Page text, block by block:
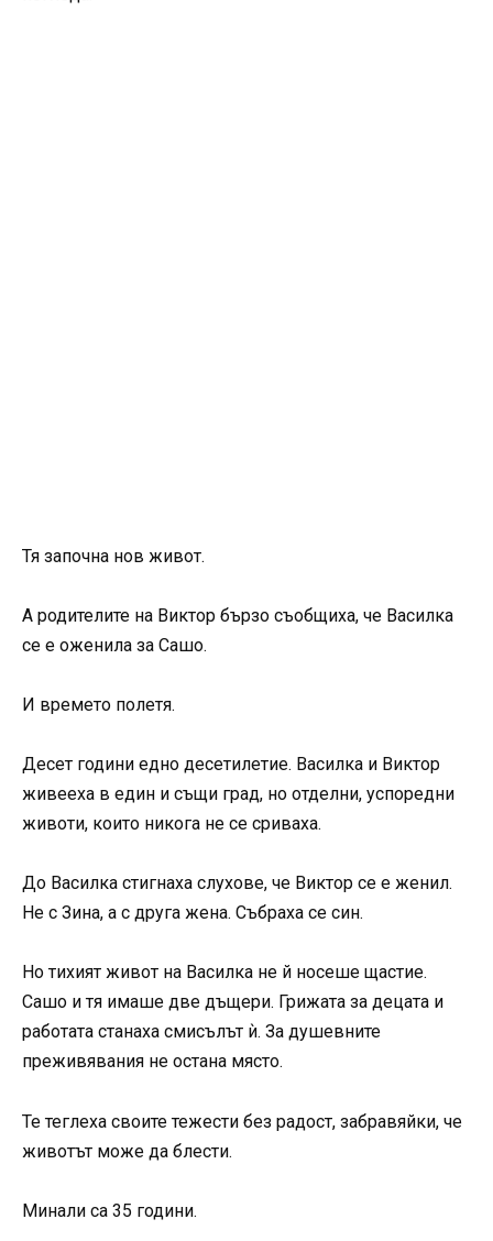
Тя започна нов живот.
А родителите на Виктор бързо съобщиха, че Василка
се е оженила за Сашо.
И времето полетя.
Десет години едно десетилетие. Василка и Виктор
живееха в един и същи град, но отделни, успоредни
животи, които никога не се сриваха.
До Василка стигнаха слухове, че Виктор се е женил.
Не с Зина, а с друга жена. Събраха се син.
Но тихият живот на Василка не й носеше щастие.
Сашо и тя имаше две дъщери. Грижата за децата и
работата станаха смисълът ѝ. За душевните
преживявания не остана място.
Те теглеха своите тежести без радост, забравяйки, че
животът може да блести.
Минали са 35 години.